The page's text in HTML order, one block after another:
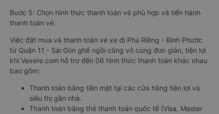
Bước 5: Chọn hình thức thanh toán vé phù hợp và tiến hành
thanh toán vé.
Việc đặt mua và thanh toán vé xe đi Phú Riềng - Bình Phước
từ Quận 11 - Sài Gòn ghế ngồi cũng vô cùng đơn giản, tiện lợi
khi Vexere.com hỗ trợ đến 06 hình thức thanh toán khác nhau
bao gồm:
Thanh toán bằng tiền mặt tại các cửa hàng tiện lợi và
siêu thị gần nhà.
Thanh toán bằng thẻ thanh toán quốc tế (Visa, Master